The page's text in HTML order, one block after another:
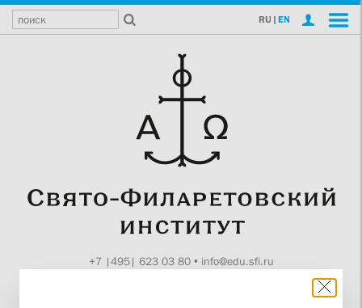
RU | EN
+7 |495| 623 03 80• info@edu.sfi.ru